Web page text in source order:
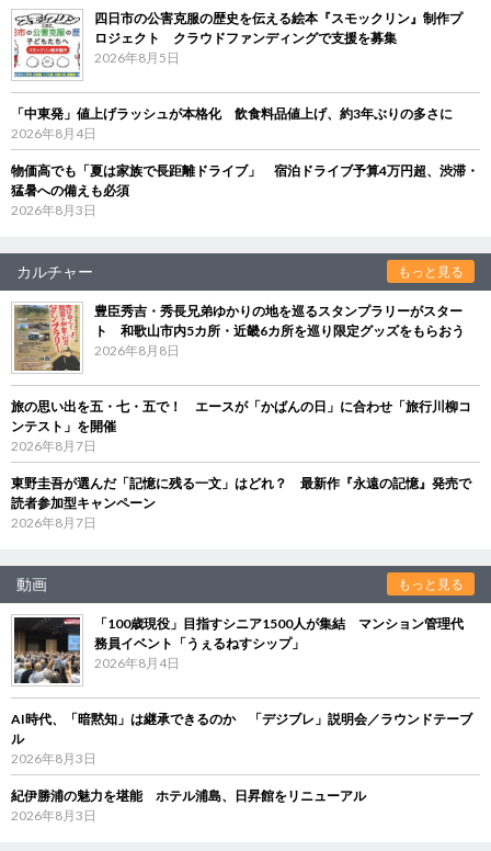
四日市の公害克服の歴史を伝える絵本『スモックリン』制作プ
ロジェクト クラウドファンディングで支援を募集
2026年8月5日
「中東発」値上げラッシュが本格化 飲食料品値上げ、約3年ぶりの多さに
2026年8月4日
物価高でも「夏は家族で長距離ドライブ」 宿泊ドライブ予算4万円超、渋滞・
猛暑への備えも必須
2026年8月3日
カルチャー もっと見る
豊臣秀吉・秀長兄弟ゆかりの地を巡るスタンプラリーがスター
ト 和歌山市内5カ所・近畿6カ所を巡り限定グッズをもらおう
2026年8月8日
旅の思い出を五・七・五で！ エースが「かばんの日」に合わせ「旅行川柳コ
ンテスト」を開催
2026年8月7日
東野圭吾が選んだ「記憶に残る一文」はどれ？ 最新作『永遠の記憶』発売で
読者参加型キャンペーン
2026年8月7日
動画 もっと見る
「100歳現役」目指すシニア1500人が集結 マンション管理代
務員イベント「うぇるねすシップ」
2026年8月4日
AI時代、「暗黙知」は継承できるのか 「デジブレ」説明会／ラウンドテーブ
ル
2026年8月3日
紀伊勝浦の魅力を堪能 ホテル浦島、日昇館をリニューアル
2026年8月3日